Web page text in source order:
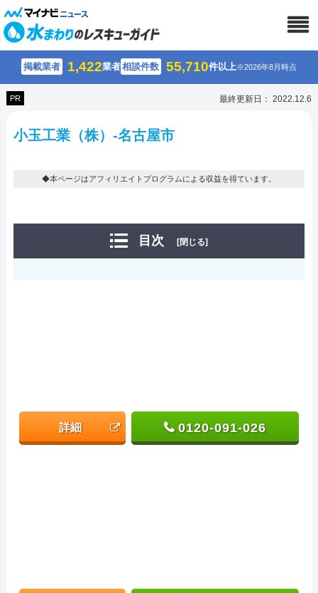
掲載業者 1,422業者相談件数 55,710件以上※2026年8月時点
PR 最終更新日： 2022.12.6
小玉工業（株）-名古屋市
◆本ページはアフィリエイトプログラムによる収益を得ています。
目次 [閉じる]
詳細 0120-091-026